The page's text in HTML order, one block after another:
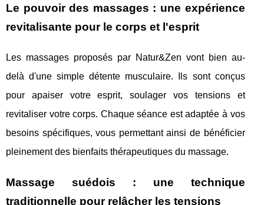
Le pouvoir des massages : une expérience
revitalisante pour le corps et l'esprit
Les massages proposés par Natur&Zen vont bien au-
delà d'une simple détente musculaire. Ils sont conçus
pour apaiser votre esprit, soulager vos tensions et
revitaliser votre corps. Chaque séance est adaptée à vos
besoins spécifiques, vous permettant ainsi de bénéficier
pleinement des bienfaits thérapeutiques du massage.
Massage suédois : une technique
traditionnelle pour relâcher les tensions